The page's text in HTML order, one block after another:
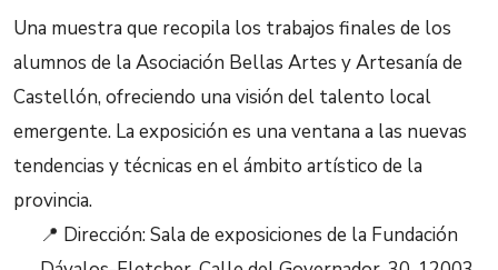
Una muestra que recopila los trabajos finales de los
alumnos de la Asociación Bellas Artes y Artesanía de
Castellón, ofreciendo una visión del talento local
emergente. La exposición es una ventana a las nuevas
tendencias y técnicas en el ámbito artístico de la
provincia.
📍 Dirección: Sala de exposiciones de la Fundación